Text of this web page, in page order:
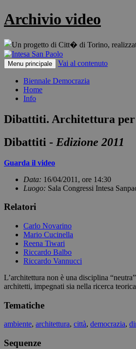
Archivio video
Menu principale Vai al contenuto
Biennale Democrazia
Home
Info
Dibattiti. Architettura
Dibattiti - Edizione 2011
Guarda il video
Data: 16/04/2011, ore 14:30
Luogo: Sala Congressi Intesa
Relatori
Carlo Novarino
Mario Cucinella
Reena Tiwari
Riccardo Balbo
Riccardo Vannucci
L’architettura non è una disciplina
architetti, impegnati sia nella ricerca
Tematiche
ambiente, architettura, città, democrazia,
Sequenze